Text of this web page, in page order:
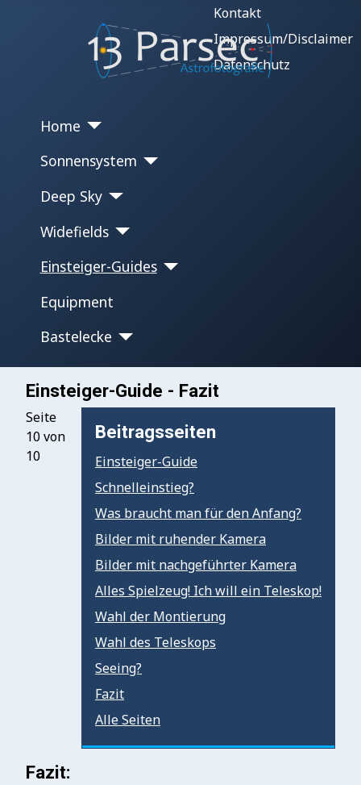
Kontakt
Impressum/Disclaimer
Datenschutz
Home
Sonnensystem
Deep Sky
Widefields
Einsteiger-Guides
Equipment
Bastelecke
Einsteiger-Guide - Fazit
Beitragsseiten
Einsteiger-Guide
Schnelleinstieg?
Was braucht man für den Anfang?
Bilder mit ruhender Kamera
Bilder mit nachgeführter Kamera
Alles Spielzeug! Ich will ein Teleskop!
Wahl der Montierung
Wahl des Teleskops
Seeing?
Fazit
Alle Seiten
Seite
10 von
10
Fazit: